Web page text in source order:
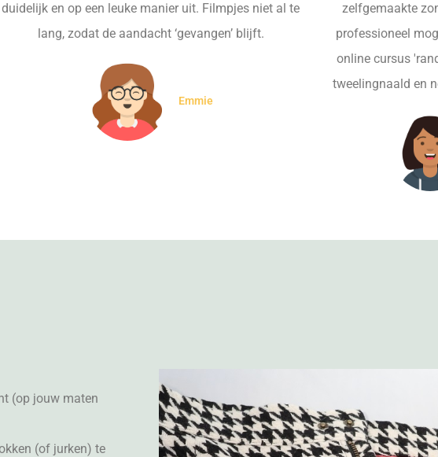
duidelijk en op een leuke manier uit. Filmpjes niet al te
lang, zodat de aandacht ‘gevangen’ blijft.
Emmie
zelfgemaakte
professioneel
online cursus
tweelingnaald en
(op jouw maten
(of jurken) te